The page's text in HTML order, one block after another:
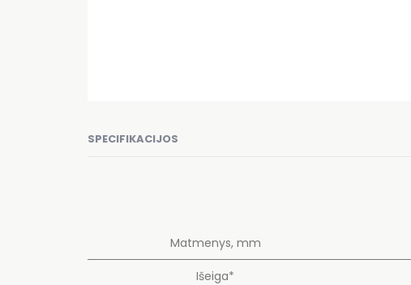
SPECIFIKACIJOS
Matmenys, mm
Išeiga*